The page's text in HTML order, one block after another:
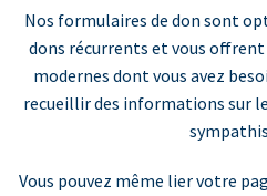
Nos formulaires de don sont
dons récurrents et vous
modernes dont vous avez
recueillir des informations sur
Vous pouvez même lier votre